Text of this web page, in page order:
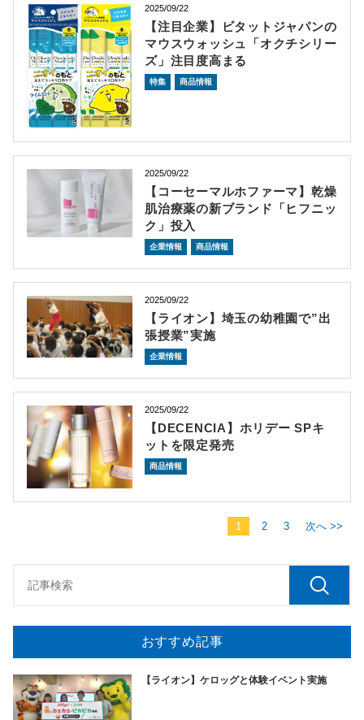
2025/09/22
【注目企業】ビタットジャパンの
マウスウォッシュ「オクチシリー
ズ」注目度高まる
特集 商品情報
2025/09/22
【コーセーマルホファーマ】乾燥
肌治療薬の新ブランド「ヒフニッ
ク」投入
企業情報 商品情報
2025/09/22
【ライオン】埼玉の幼稚園で”出
張授業”実施
企業情報
2025/09/22
【DECENCIA】ホリデー SPキ
ットを限定発売
商品情報
1 2 3 次へ >>
おすすめ記事
【ライオン】ケロッグと体験イベント実施